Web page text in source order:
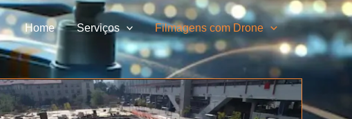
Home Serviços Filmagens com Drone